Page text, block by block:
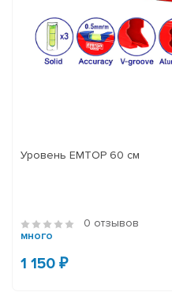
Уровень EMTOP 60 см
0 отзывов
много
1 150 ₽